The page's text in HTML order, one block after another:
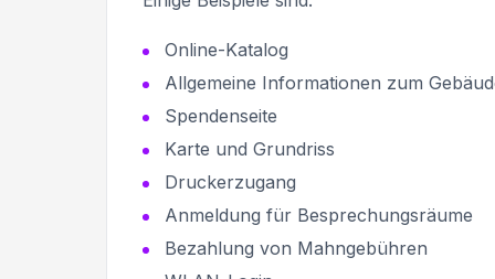
Online-Katalog
Allgemeine Informationen zum
Spendenseite
Karte und Grundriss
Druckerzugang
Anmeldung für Besprechungsräume
Bezahlung von Mahngebühren